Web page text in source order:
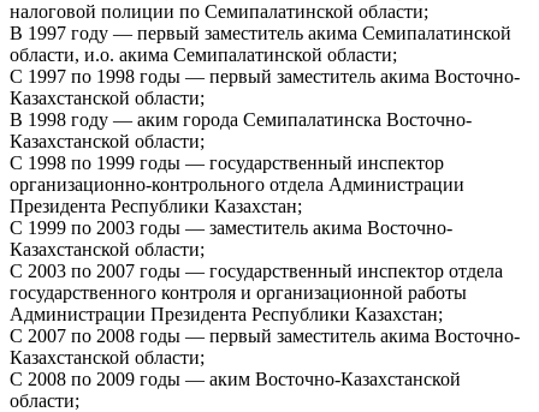
налоговой полиции по Семипалатинской области;
В 1997 году — первый заместитель акима Семипалатинской
области, и.о. акима Семипалатинской области;
С 1997 по 1998 годы — первый заместитель акима Восточно-
Казахстанской области;
В 1998 году — аким города Семипалатинска Восточно-
Казахстанской области;
С 1998 по 1999 годы — государственный инспектор
организационно-контрольного отдела Администрации
Президента Республики Казахстан;
С 1999 по 2003 годы — заместитель акима Восточно-
Казахстанской области;
С 2003 по 2007 годы — государственный инспектор отдела
государственного контроля и организационной работы
Администрации Президента Республики Казахстан;
С 2007 по 2008 годы — первый заместитель акима Восточно-
Казахстанской области;
С 2008 по 2009 годы — аким Восточно-Казахстанской
области;